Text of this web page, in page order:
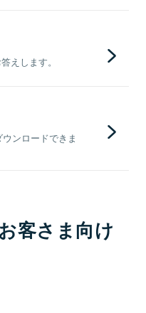
えします。
ンロードできま
客さま向け